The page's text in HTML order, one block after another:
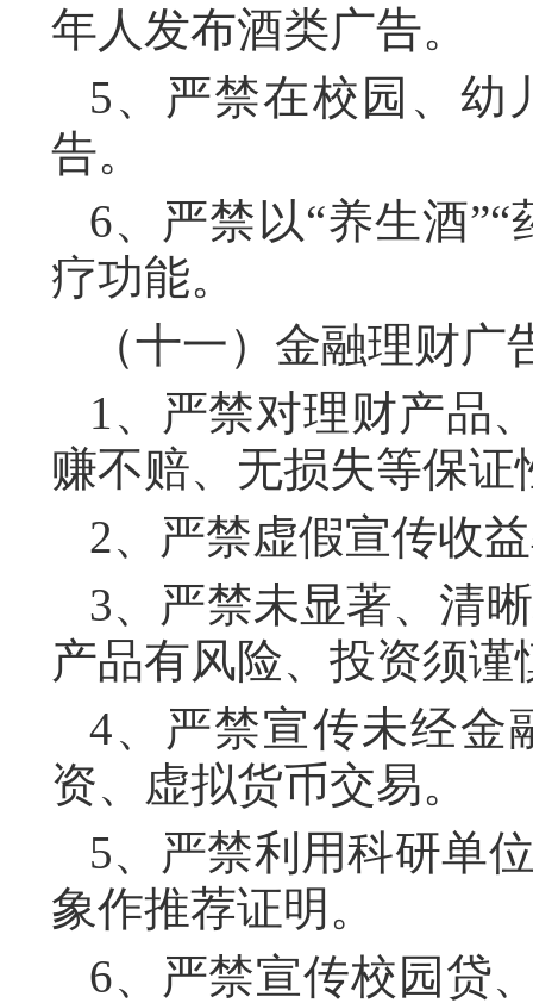
年人发布酒类广告。
5、严禁在校园、幼
告。
6、严禁以“养生酒
疗功能。
（十一）金融理财广
1、严禁对理财产品
赚不赔、无损失等保证
2、严禁虚假宣传收
3、严禁未显著、清
产品有风险、投资须谨
4、严禁宣传未经金
资、虚拟货币交易。
5、严禁利用科研单
象作推荐证明。
6、严禁宣传校园贷